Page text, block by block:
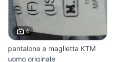
4
pantalone e maglietta KTM
uomo originale